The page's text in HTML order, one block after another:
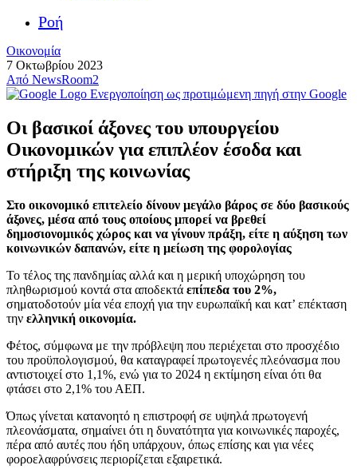
Ροή
Οικονομία
7 Οκτωβρίου 2023
Από NewsRoom2
Ενεργοποίηση ως προτιμώμενη πηγή στην Google
Οι βασικοί άξονες του υπουργείου
Οικονομικών για επιπλέον έσοδα και
στήριξη της κοινωνίας
Στο οικονομικό επιτελείο δίνουν μεγάλο βάρος σε δύο βασικούς
άξονες, μέσα από τους οποίους μπορεί να βρεθεί
δημοσιονομικός χώρος και να γίνουν πράξη, είτε η αύξηση των
κοινωνικών δαπανών, είτε η μείωση της φορολογίας
Το τέλος της πανδημίας αλλά και η μερική υποχώρηση του
πληθωρισμού κοντά στα αποδεκτά επίπεδα του 2%,
σηματοδοτούν μία νέα εποχή για την ευρωπαϊκή και κατ’ επέκταση
την ελληνική οικονομία.
Φέτος, σύμφωνα με την πρόβλεψη που περιέχεται στο προσχέδιο
του προϋπολογισμού, θα καταγραφεί πρωτογενές πλεόνασμα που
αντιστοιχεί στο 1,1%, ενώ για το 2024 η εκτίμηση είναι ότι θα
φτάσει στο 2,1% του ΑΕΠ.
Όπως γίνεται κατανοητό η επιστροφή σε υψηλά πρωτογενή
πλεονάσματα, σημαίνει ότι η δυνατότητα για κοινωνικές παροχές,
πέρα από αυτές που ήδη υπάρχουν, όπως επίσης και για νέες
φοροελαφρύνσεις περιορίζεται εξαιρετικά.